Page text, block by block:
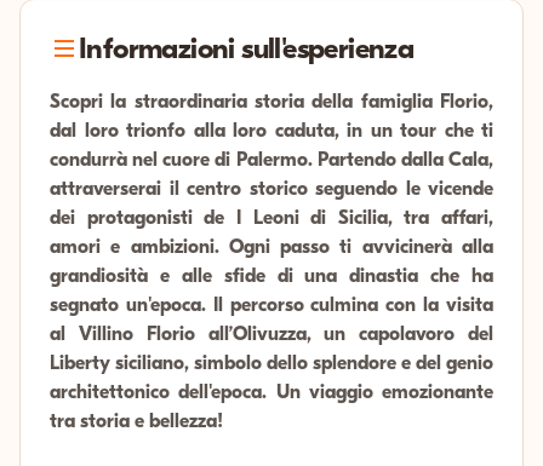
Informazioni sull'esperienza
Scopri la straordinaria storia della famiglia Florio,
dal loro trionfo alla loro caduta, in un tour che ti
condurrà nel cuore di Palermo. Partendo dalla Cala,
attraverserai il centro storico seguendo le vicende
dei protagonisti de I Leoni di Sicilia, tra affari,
amori e ambizioni. Ogni passo ti avvicinerà alla
grandiosità e alle sfide di una dinastia che ha
segnato un'epoca. Il percorso culmina con la visita
al Villino Florio all’Olivuzza, un capolavoro del
Liberty siciliano, simbolo dello splendore e del genio
architettonico dell'epoca. Un viaggio emozionante
tra storia e bellezza!